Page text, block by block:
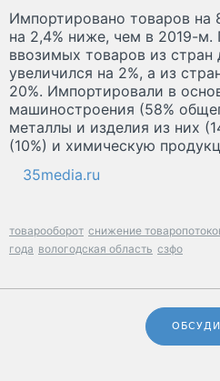
Импортировано товаров на
на 2,4% ниже, чем в 2019-
ввозимых товаров из стран
увеличился на 2%, а из
20%. Импортировали в
машиностроения (58%
металлы и изделия из них
(10%) и химическую
35media.ru
товарооборот снижение
года вологодская область сзфо